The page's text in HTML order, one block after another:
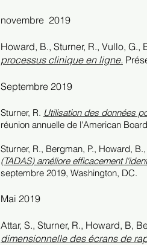
novembre 2019
Howard, B., Sturner, R., Vullo, G.,
processus clinique en ligne.
Septembre 2019
Sturner, R. Utilisation des données
réunion annuelle de l'American
Sturner, R., Bergman, P., Howard,
(TADAS) améliore efficacement
septembre 2019, Washington, DC.
Mai 2019
Attar, S., Sturner, R., Howard, B,
dimensionnelle des écrans de